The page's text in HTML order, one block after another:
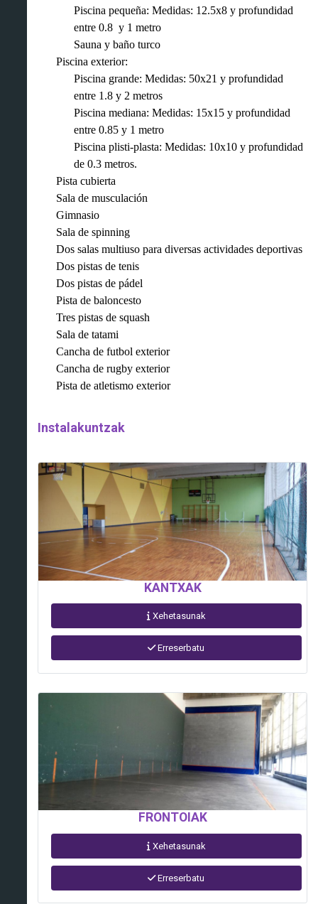
Piscina pequeña: Medidas: 12.5x8 y profundidad
entre 0.8 y 1 metro
Sauna y baño turco
Piscina exterior:
Piscina grande: Medidas: 50x21 y profundidad
entre 1.8 y 2 metros
Piscina mediana: Medidas: 15x15 y profundidad
entre 0.85 y 1 metro
Piscina plisti-plasta: Medidas: 10x10 y profundidad
de 0.3 metros.
Pista cubierta
Sala de musculación
Gimnasio
Sala de spinning
Dos salas multiuso para diversas actividades deportivas
Dos pistas de tenis
Dos pistas de pádel
Pista de baloncesto
Tres pistas de squash
Sala de tatami
Cancha de futbol exterior
Cancha de rugby exterior
Pista de atletismo exterior
Instalakuntzak
KANTXAK
Xehetasunak
Erreserbatu
FRONTOIAK
Xehetasunak
Erreserbatu